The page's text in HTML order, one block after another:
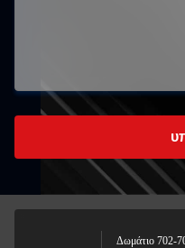
Δωμάτιο 702-